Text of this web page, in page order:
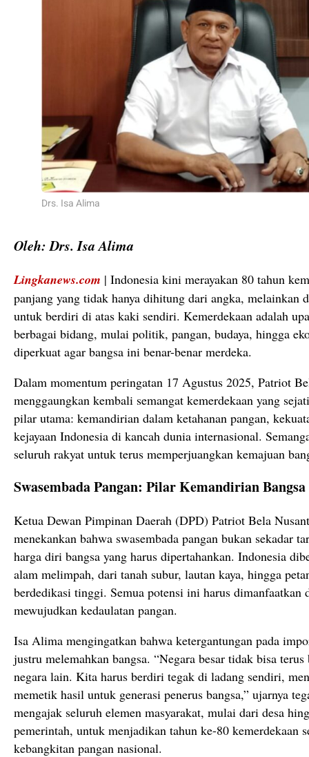
Drs. Isa Alima
Oleh: Drs. Isa Alima
Lingkanews.com | Indonesia kini merayakan 80 tahun
panjang yang tidak hanya dihitung dari angka, melainkan
untuk berdiri di atas kaki sendiri. Kemerdekaan adalah
berbagai bidang, mulai politik, pangan, budaya, hingga
diperkuat agar bangsa ini benar-benar merdeka.
Dalam momentum peringatan 17 Agustus 2025, Patriot
menggaungkan kembali semangat kemerdekaan yang
pilar utama: kemandirian dalam ketahanan pangan,
kejayaan Indonesia di kancah dunia internasional.
seluruh rakyat untuk terus memperjuangkan kemajuan
Swasembada Pangan: Pilar Kemandirian Bangsa
Ketua Dewan Pimpinan Daerah (DPD) Patriot Bela
menekankan bahwa swasembada pangan bukan sekadar
harga diri bangsa yang harus dipertahankan. Indonesia
alam melimpah, dari tanah subur, lautan kaya, hingga
berdedikasi tinggi. Semua potensi ini harus dimanfaatkan
mewujudkan kedaulatan pangan.
Isa Alima mengingatkan bahwa ketergantungan pada
justru melemahkan bangsa. “Negara besar tidak bisa
negara lain. Kita harus berdiri tegak di ladang sendiri,
memetik hasil untuk generasi penerus bangsa,” ujarnya
mengajak seluruh elemen masyarakat, mulai dari desa
pemerintah, untuk menjadikan tahun ke-80 kemerdekaan
kebangkitan pangan nasional.